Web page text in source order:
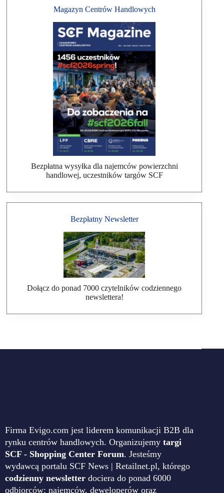
Magazyn Centrów Handlowych
Bezpłatna wysyłka dla najemców powierzchni
handlowej, uczestników targów SCF
Bezpłatny Newsletter
Dołącz do ponad 7000 czytelników codziennego
newslettera!
Firma Evigo.com jest liderem komunikacji B2B dla
rynku centrów handlowych. Organizujemy targi
SCF - Shopping Center Forum. Jesteśmy
wydawcą portalu SCF News | Retailnet.pl, którego
codzienny newsletter dociera do ponad 6000
odbiorców: najemców, deweloperów oraz